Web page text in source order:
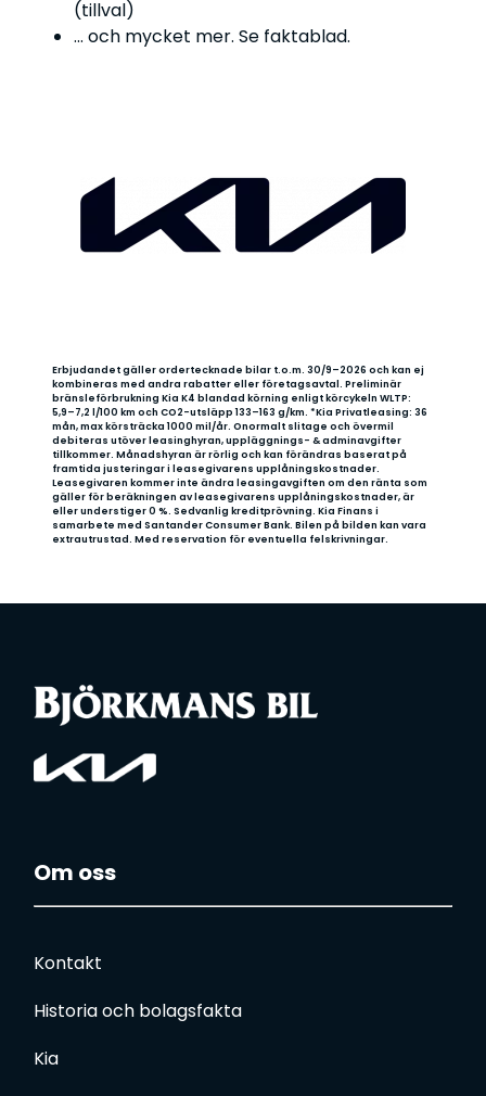
(tillval)
... och mycket mer. Se faktablad.
Erbjudandet gäller ordertecknade bilar t.o.m. 30/9–2026 och kan ej
kombineras med andra rabatter eller företagsavtal. Preliminär
bränsleförbrukning Kia K4 blandad körning enligt körcykeln WLTP:
5,9–7,2 l/100 km och CO2-utsläpp 133–163 g/km. *Kia Privatleasing: 36
mån, max körsträcka 1000 mil/år. Onormalt slitage och övermil
debiteras utöver leasinghyran, uppläggnings- & adminavgifter
tillkommer. Månadshyran är rörlig och kan förändras baserat på
framtida justeringar i leasegivarens upplåningskostnader.
Leasegivaren kommer inte ändra leasingavgiften om den ränta som
gäller för beräkningen av leasegivarens upplåningskostnader, är
eller understiger 0 %. Sedvanlig kreditprövning. Kia Finans i
samarbete med Santander Consumer Bank. Bilen på bilden kan vara
extrautrustad. Med reservation för eventuella felskrivningar.
Om oss
Kontakt
Historia och bolagsfakta
Kia